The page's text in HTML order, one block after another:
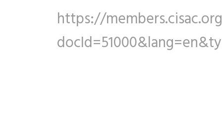
https://